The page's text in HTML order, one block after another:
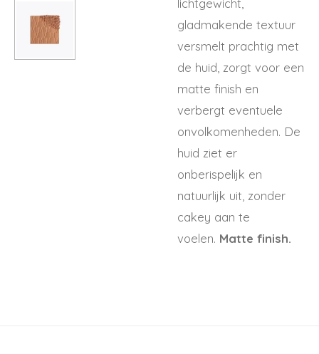
lichtgewicht,
gladmakende textuur
versmelt prachtig met
de huid, zorgt voor een
matte finish en
verbergt eventuele
onvolkomenheden. De
huid ziet er
onberispelijk en
natuurlijk uit, zonder
cakey aan te
voelen. Matte finish.